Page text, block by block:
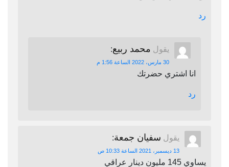
رد
يقول محمد ربيع:
30 مارس، 2022 الساعة 1:56 م
انا اشتري حضرتك
رد
يقول سفيان جمعة:
13 ديسمبر، 2021 الساعة 10:33 ص
يساوي 145 مليون دينار عراقي